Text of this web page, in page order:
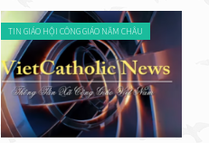
TIN GIÁO HỘI CÔNG GIÁO NĂM CHÂU